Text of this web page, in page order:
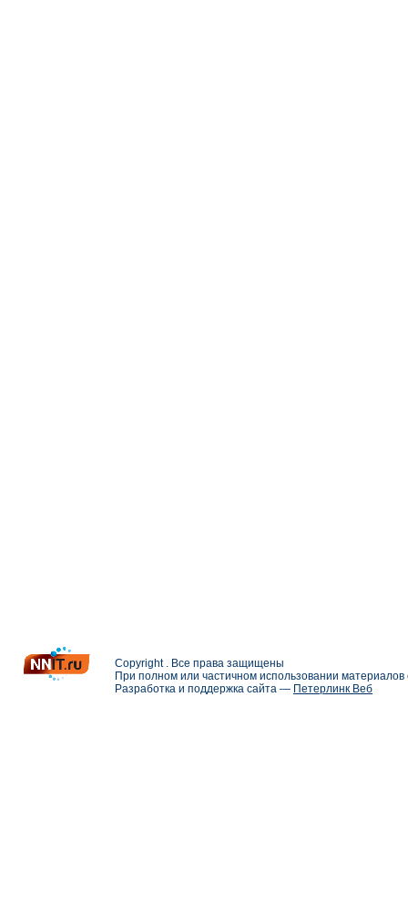
Copyright . Все права защищены
При полном или частичном использовании
Разработка и поддержка сайта — Петерлинк Веб